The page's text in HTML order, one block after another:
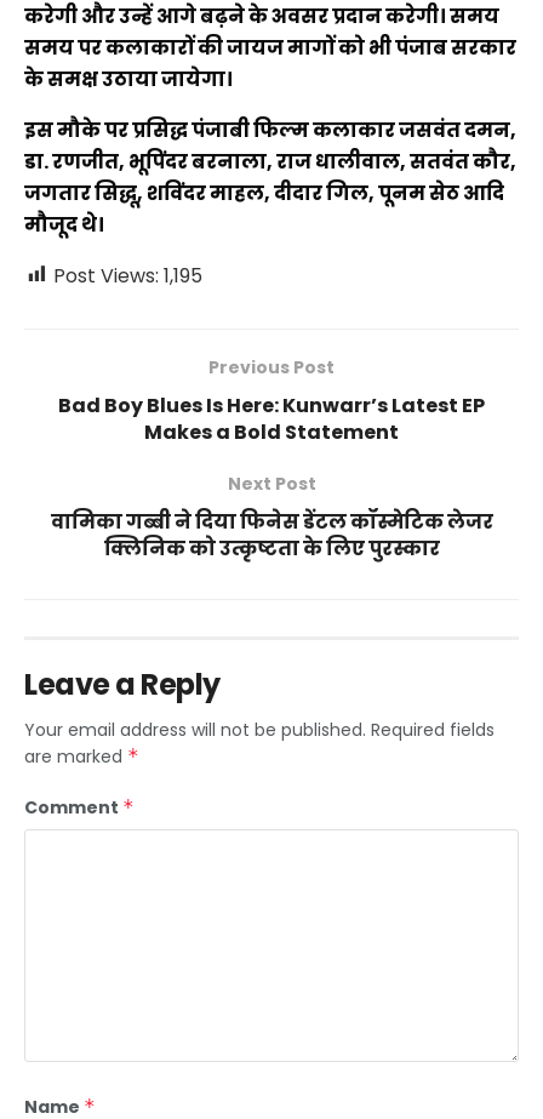
करेगी और उन्हें आगे बढ़ने के अवसर प्रदान करेगी। समय
समय पर कलाकारों की जायज मागों को भी पंजाब सरकार
के समक्ष उठाया जायेगा।
इस मौके पर प्रसिद्ध पंजाबी फिल्म कलाकार जसवंत दमन,
डा. रणजीत, भूपिंदर बरनाला, राज धालीवाल, सतवंत कौर,
जगतार सिद्धू, शविंदर माहल, दीदार गिल, पूनम सेठ आदि
मौजूद थे।
Post Views: 1,195
Previous Post
Bad Boy Blues Is Here: Kunwarr’s Latest EP
Makes a Bold Statement
Next Post
वामिका गब्बी ने दिया फिनेस डेंटल कॉस्मेटिक लेजर
क्लिनिक को उत्कृष्टता के लिए पुरस्कार
Leave a Reply
Your email address will not be published. Required fields
are marked *
Comment *
Name *